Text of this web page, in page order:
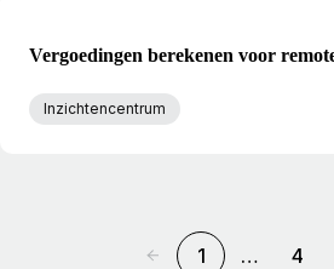
Vergoedingen berekenen voor
Inzichtencentrum
1 … 4